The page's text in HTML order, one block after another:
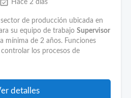
event_available Hace 2 días
de producción ubicada en
su equipo de trabajo Supervisor
mínima de 2 años. Funciones
los procesos de
detalles